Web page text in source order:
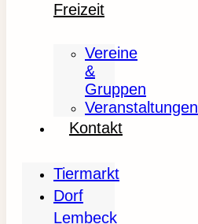
Freizeit
Vereine
&
Gruppen
Veranstaltungen
Kontakt
Tiermarkt
Dorf
Lembeck